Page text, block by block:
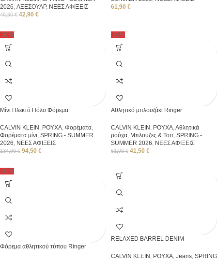
2026, ΑΞΕΣΟΥΑΡ, ΝΕΕΣ ΑΦΙΞΕΙΣ
46,90€ 42,90 €
61,90 €
-30%
Μίνι Πλεκτό Πόλο Φόρεμα
CALVIN KLEIN , ΡΟΥΧΑ, Φορέματα,
Φορέματα μίνι, SPRING - SUMMER
2026, ΝΕΕΣ ΑΦΙΞΕΙΣ
134,90€ 94,50 €
-20%
Αθλητικό μπλουζάκι Ringer
CALVIN KLEIN , ΡΟΥΧΑ,Αθλητικά
ρούχα, Μπλούζες & Τοπ, SPRING -
SUMMER 2026, ΝΕΕΣ ΑΦΙΞΕΙΣ
51,90€ 41,50 €
-30%
Φόρεμα αθλητικού τύπου Ringer
RELAXED BARREL DENIM
CALVIN KLEIN , ΡΟΥΧΑ, Jeans, SPRING